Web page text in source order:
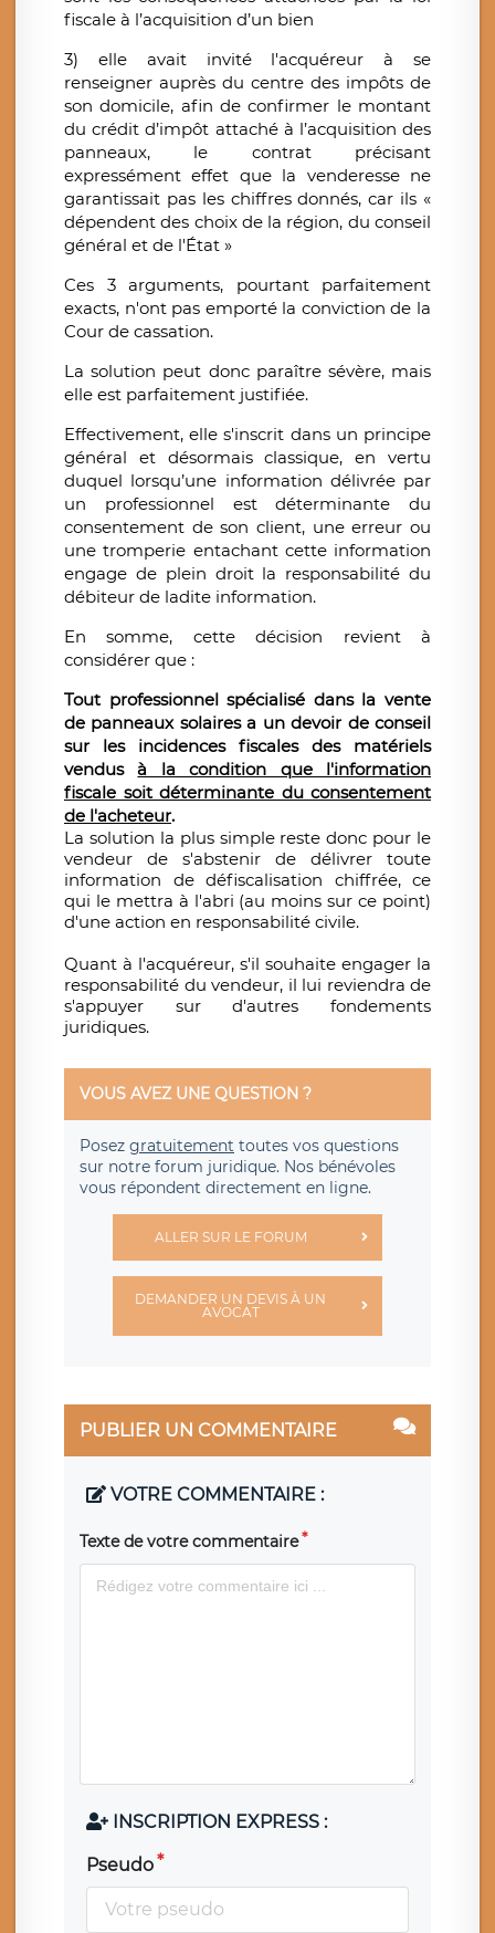
fiscale à l’acquisition d’un bien
3) elle avait invité l'acquéreur à se
renseigner auprès du centre des impôts de
son domicile, afin de confirmer le montant
du crédit d’impôt attaché à l’acquisition des
panneaux, le contrat précisant
expressément effet que la venderesse ne
garantissait pas les chiffres donnés, car ils «
dépendent des choix de la région, du conseil
général et de l'État »
Ces 3 arguments, pourtant parfaitement
exacts, n'ont pas emporté la conviction de la
Cour de cassation.
La solution peut donc paraître sévère, mais
elle est parfaitement justifiée.
Effectivement, elle s'inscrit dans un principe
général et désormais classique, en vertu
duquel lorsqu’une information délivrée par
un professionnel est déterminante du
consentement de son client, une erreur ou
une tromperie entachant cette information
engage de plein droit la responsabilité du
débiteur de ladite information.
En somme, cette décision revient à
considérer que :
Tout professionnel spécialisé dans la vente
de panneaux solaires a un devoir de conseil
sur les incidences fiscales des matériels
vendusà la condition que l'information
fiscale soit déterminante du consentement
de l'acheteur.
La solution la plus simple reste donc pour le
vendeur de s'abstenir de délivrer toute
information de défiscalisation chiffrée, ce
qui le mettra à l'abri (au moins sur ce point)
d'une action en responsabilité civile.
Quant à l'acquéreur, s'il souhaite engager la
responsabilité du vendeur, il lui reviendra de
s'appuyer sur d'autres fondements
juridiques.
VOUS AVEZ UNE QUESTION ?
Posez gratuitement toutes vos questions
sur notre forum juridique. Nos bénévoles
vous répondent directement en ligne.
ALLER SUR LE FORUM
DEMANDER UN DEVIS À UN
AVOCAT
PUBLIER UN COMMENTAIRE
VOTRE COMMENTAIRE :
Texte de votre commentaire
INSCRIPTION EXPRESS :
Pseudo